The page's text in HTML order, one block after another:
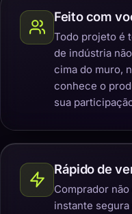
Feito com
Todo projeto é
de indústria
cima do muro,
conhece o
sua
Rápido de
Comprador
instante